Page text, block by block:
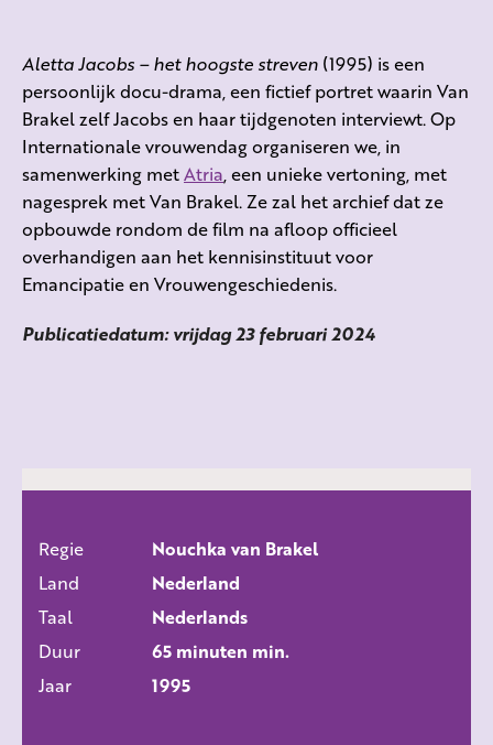
Aletta Jacobs – het hoogste streven (1995) is een
persoonlijk docu-drama, een fictief portret waarin Van
Brakel zelf Jacobs en haar tijdgenoten interviewt. Op
Internationale vrouwendag organiseren we, in
samenwerking metAtria , een unieke vertoning, met
nagesprek met Van Brakel. Ze zal het archief dat ze
opbouwde rondom de film na afloop officieel
overhandigen aan het kennisinstituut voor
Emancipatie en Vrouwengeschiedenis.
Publicatiedatum: vrijdag 23 februari 2024
Regie
Nouchka van Brakel
Land
Nederland
Taal
Nederlands
Duur
65 minuten min.
Jaar
1995